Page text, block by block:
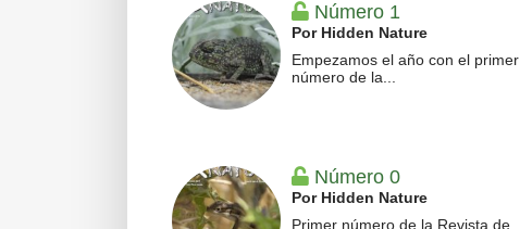
Número 1
Por Hidden Nature
Empezamos el año con el primer
número de la...
Número 0
Por Hidden Nature
Primer número de la Revista de